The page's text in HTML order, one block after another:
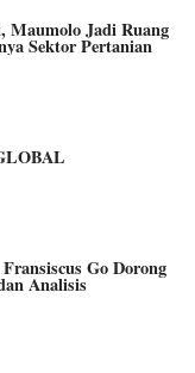
Maumolo Jadi Ruang
Sektor Pertanian
Go Dorong
Analisis